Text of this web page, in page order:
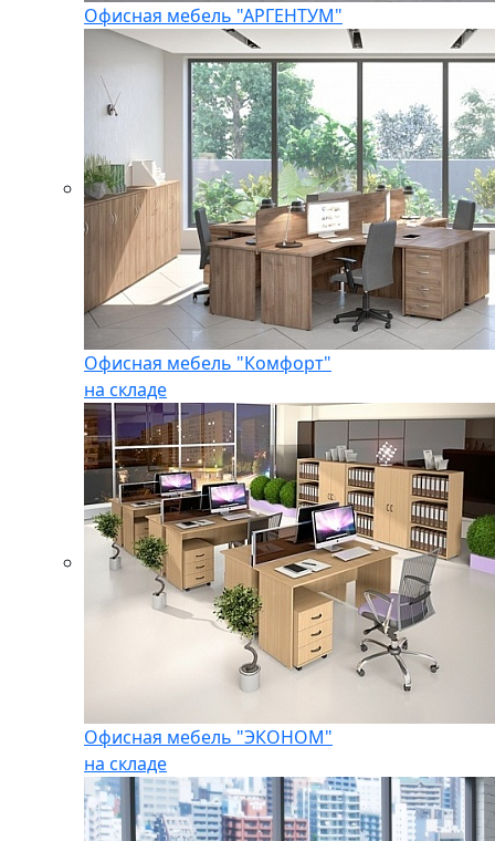
Офисная мебель "АРГЕНТУМ"
Офисная мебель "Комфорт"
на складе
Офисная мебель "ЭКОНОМ"
на складе